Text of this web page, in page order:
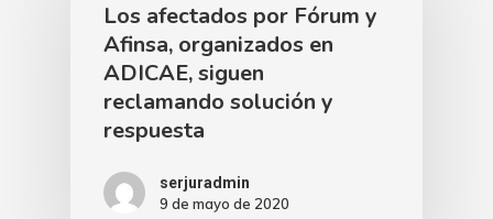
Los afectados por Fórum y
Afinsa, organizados en
ADICAE, siguen
reclamando solución y
respuesta
serjuradmin
9 de mayo de 2020